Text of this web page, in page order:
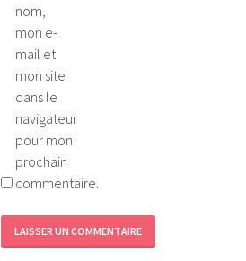
nom,
mon e-
mail et
mon site
dans le
navigateur
pour mon
prochain
commentaire.